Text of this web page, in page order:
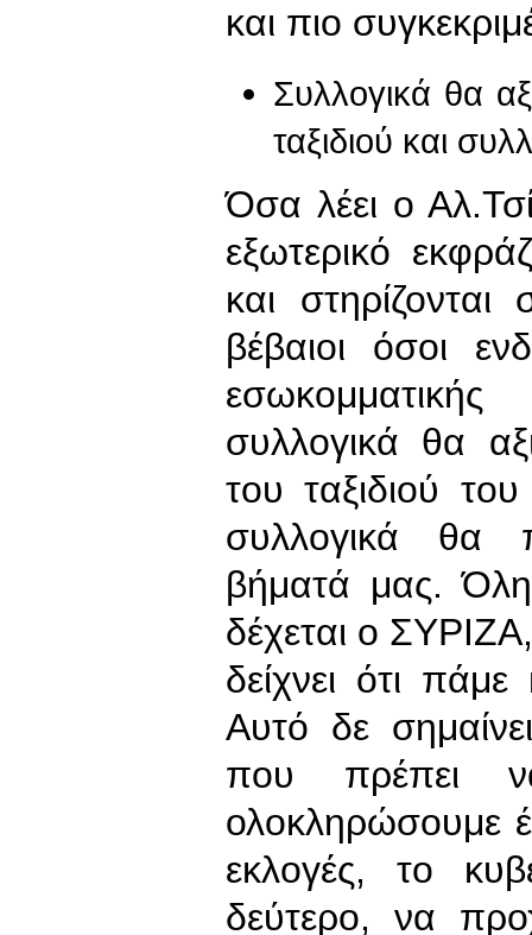
και πιο
Συλλογικά θα
ταξιδιού και
Όσα λέει ο
εξωτερικό
και
βέβαιοι όσοι
συλλογικά θα
του ταξιδιού
συλλογικά θα
βήματά μας. Όλη
δέχεται ο
δείχνει ότι
Αυτό δε
που πρέπει
ολοκληρώσουμε
εκλογές, το
δεύτερο, να